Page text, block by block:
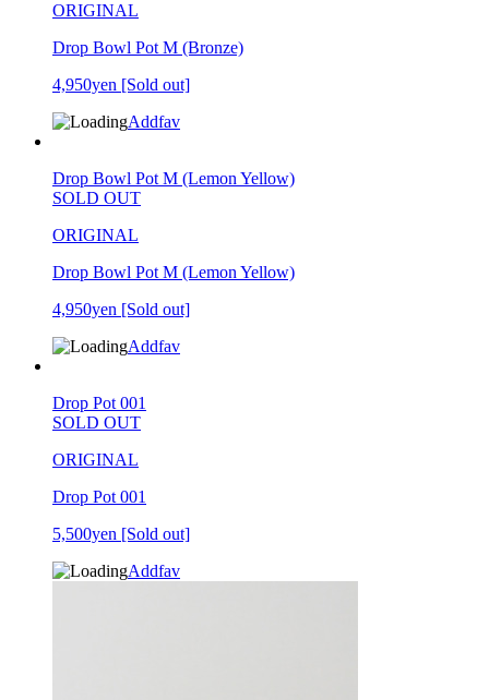
ORIGINAL
Drop Bowl Pot M (Bronze)
4,950yen [Sold out]
Addfav
Drop Bowl Pot M (Lemon Yellow)
SOLD OUT
ORIGINAL
Drop Bowl Pot M (Lemon Yellow)
4,950yen [Sold out]
Addfav
Drop Pot 001
SOLD OUT
ORIGINAL
Drop Pot 001
5,500yen [Sold out]
Addfav